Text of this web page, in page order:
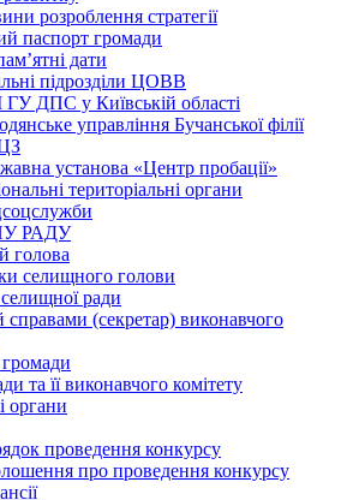
розроблення стратегії
паспорт громади
дати
підрозділи ЦОВВ
ГУ ДПС у Київській області
управління Бучанської філії
установа «Центр пробації»
територіальні органи
РАДУ
голова
селищного голови
ради
(секретар) виконавчого
та її виконавчого комітету
органи
проведення конкурсу
про проведення конкурсу